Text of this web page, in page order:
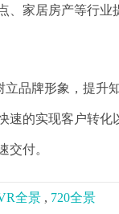
家居房产等行业
品牌形象，提升
速的实现客户转
交付。
全景 , 720全景